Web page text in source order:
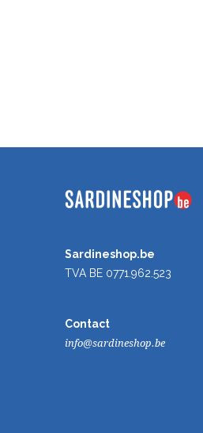
Sardineshop.be
TVA BE 0771.962.523
Contact
info@sardineshop.be